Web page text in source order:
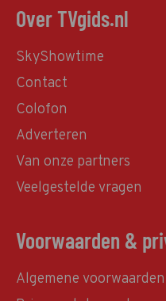
Over TVgids.nl
SkyShowtime
Contact
Colofon
Adverteren
Van onze partners
Veelgestelde vragen
Voorwaarden &
Algemene voorwaarden